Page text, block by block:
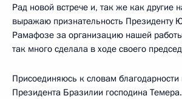
Рад новой встрече и, так же как другие
выражаю признательность Президенту
Рамафозе за организацию нашей
так много сделала в ходе своего
Присоединяюсь к словам благодарности
Президента Бразилии господина